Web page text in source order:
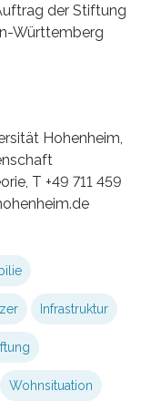
der Stiftung
Württemberg
Hohenheim,
T +49 711 459
Infrastruktur
Wohnsituation